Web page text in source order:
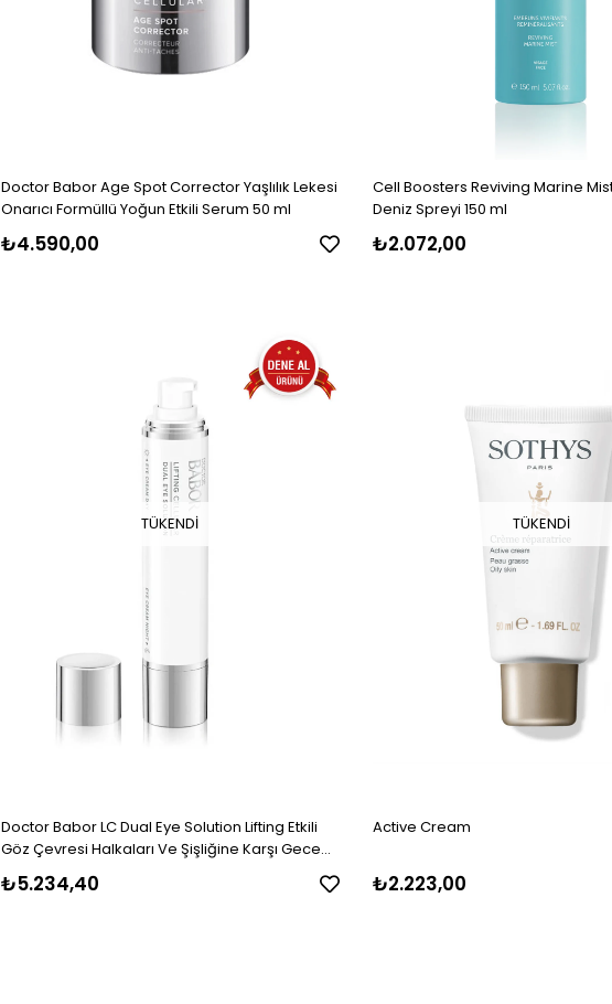
Doctor Babor Age Spot Corrector Yaşlılık Lekesi
Onarıcı Formüllü Yoğun Etkili Serum 50 ml
₺4.590,00
Cell Boosters Reviving Marine Mist
Deniz Spreyi 150 ml
₺2.072,00
TÜKENDI
Doctor Babor LC Dual Eye Solution Lifting Etkili
Göz Çevresi Halkaları Ve Şişliğine Karşı Gece
Ve Gündüz Kremi İkilisi 30 ml
₺5.234,40
TÜKENDI
Active Cream
₺2.223,00